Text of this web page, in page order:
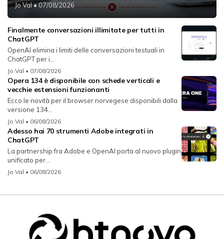
Jo Val• 07/08/2026
Finalmente conversazioni illimitate per tutti in
ChatGPT
OpenAI elimina i limiti delle conversazioni testuali in
ChatGPT per i...
Jo Val • 07/08/2026
Opera 134 è disponibile con schede verticali e
vecchie estensioni funzionanti
Ecco le novità per il browser norvegese disponibili dalla
versione 134...
Jo Val • 06/08/2026
Adesso hai 70 strumenti Adobe integrati in
ChatGPT
La partnership fra Adobe e OpenAI porta al nuovo plugin
unificato per...
Jo Val • 06/08/2026